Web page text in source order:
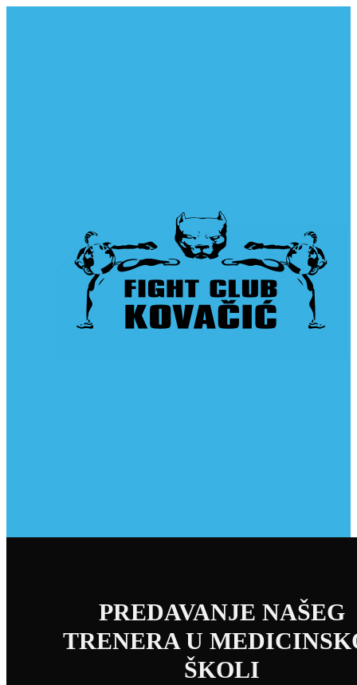
PREDAVANJE NAŠEG
TRENERA U
ŠKOLI